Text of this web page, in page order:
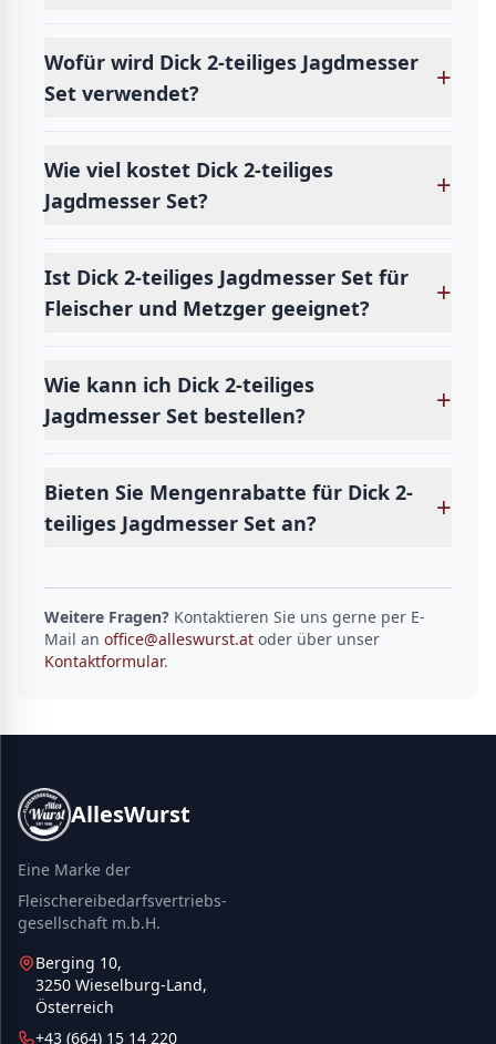
Wofür wird Dick 2-teiliges Jagdmesser
Set verwendet?
+
Wie viel kostet Dick 2-teiliges
Jagdmesser Set?
+
Ist Dick 2-teiliges Jagdmesser Set für
Fleischer und Metzger geeignet?
+
Wie kann ich Dick 2-teiliges
Jagdmesser Set bestellen?
+
Bieten Sie Mengenrabatte für Dick 2-
teiliges Jagdmesser Set an?
+
Weitere Fragen? Kontaktieren Sie uns gerne per E-
Mail an office@alleswurst.at oder über unser
Kontaktformular.
AllesWurst
Eine Marke der
Fleischereibedarfsvertriebs-
gesellschaft m.b.H.
Berging 10,
3250 Wieselburg-Land,
Österreich
+43 (664) 15 14 220